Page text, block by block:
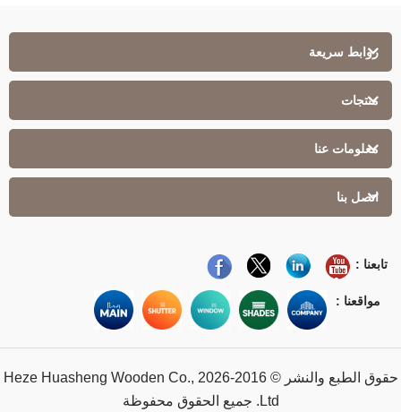
روابط سريعة
منتجات
معلومات عنا
اتصل بنا
تابعنا :
مواقعنا :
حقوق الطبع والنشر © 2016-2026 Heze Huasheng Wooden Co.,
Ltd. جميع الحقوق محفوظة